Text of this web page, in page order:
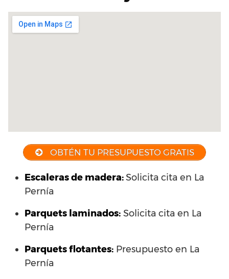
OBTÉN TU PRESUPUESTO GRATIS
Escaleras de madera:Solicita cita en La
Pernía
Parquets laminados: Solicita cita en La
Pernía
Parquets flotantes: Presupuesto en La
Pernía